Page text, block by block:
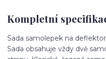
Kompletní
Sada samolepek na
Sada obsahuje vždy dvě